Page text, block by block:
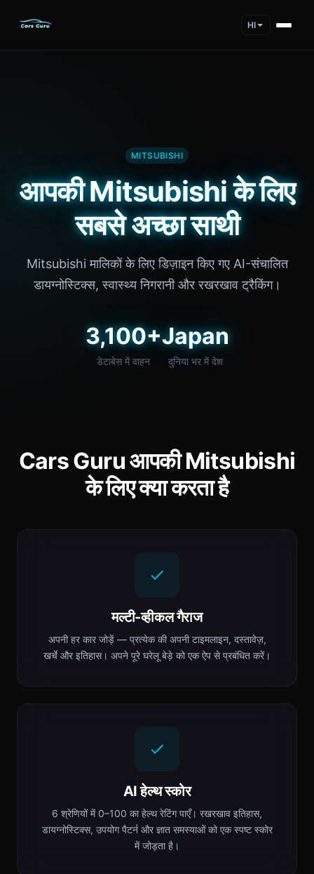
HI
MITSUBISHI
आपकी Mitsubishi के लिए
सबसे अच्छा साथी
Mitsubishi मालिकों के लिए डिज़ाइन किए गए AI-संचालित
डायग्नोस्टिक्स, स्वास्थ्य निगरानी और रखरखाव ट्रैकिंग।
3,100+
डेटाबेस में वाहन
Japan
दुनिया भर में देश
Cars Guru आपकी Mitsubishi
के लिए क्या करता है
मल्टी-व्हीकल गैराज
अपनी हर कार जोड़ें — प्रत्येक की अपनी टाइमलाइन, दस्तावेज़,
खर्चे और इतिहास। अपने पूरे घरेलू बेड़े को एक ऐप से प्रबंधित करें।
AI हेल्थ स्कोर
6 श्रेणियों में 0–100 का हेल्थ रेटिंग पाएँ। रखरखाव इतिहास,
डायग्नोस्टिक्स, उपयोग पैटर्न और ज्ञात समस्याओं को एक स्पष्ट स्कोर
में जोड़ता है।